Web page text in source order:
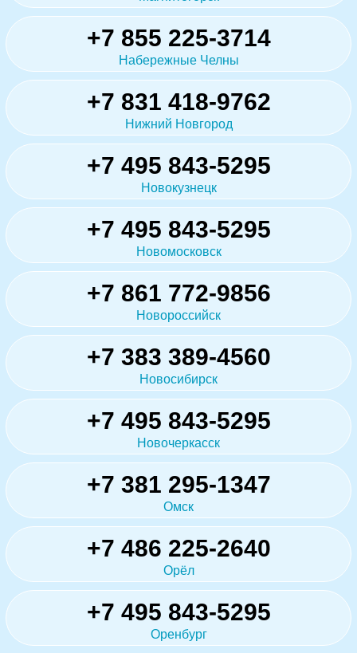
+7 855 225-3714
Набережные Челны
+7 831 418-9762
Нижний Новгород
+7 495 843-5295
Новокузнецк
+7 495 843-5295
Новомосковск
+7 861 772-9856
Новороссийск
+7 383 389-4560
Новосибирск
+7 495 843-5295
Новочеркасск
+7 381 295-1347
Омск
+7 486 225-2640
Орёл
+7 495 843-5295
Оренбург